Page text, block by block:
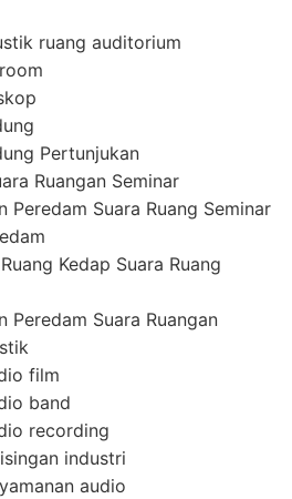
ruang auditorium
Pertunjukan
Ruangan Seminar
Peredam Suara Ruang Seminar
Kedap Suara Ruang
Peredam Suara Ruangan
film
band
recording
industri
audio